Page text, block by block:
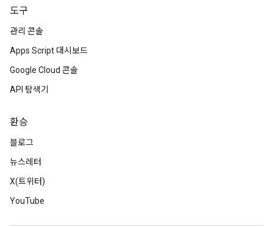
도구
관리 콘솔
Apps Script 대시보드
Google Cloud 콘솔
API 탐색기
환승
블로그
뉴스레터
X(트위터)
YouTube